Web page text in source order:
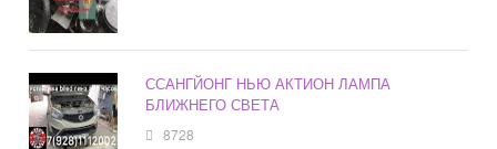
ССАНГЙОНГ НЬЮ АКТИОН ЛАМПА
БЛИЖНЕГО СВЕТА
8728